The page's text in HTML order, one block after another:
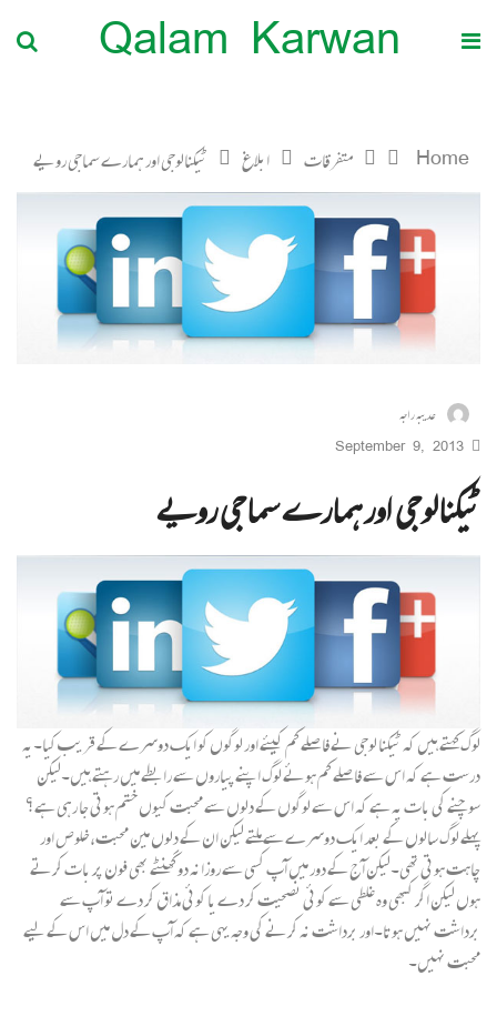
Qalam Karwan
Home متفرقات ابلاغ ٹیکنالوجی اور ہمارے سماجی رویے
عدیبہ راجہ
September 9, 2013
ٹیکنالوجی اور ہمارے سماجی رویے
لوگ کہتے ہیں کہ ٹیکنا لوجی نے فاصلے کم کیئے اور لوگوں کو ایک دوسرے کے قریب کیا۔یہ
درست ہے کہ اس سے فاصلے کم ہوئے لوگ اپنے پیاروں سے رابطے میں رہتے ہیں۔لیکن
سوچنے کی بات یہ ہے کہ اس سے لوگوں کے دلوں سے محبت کیوں ختم ہوتی جا رہی ہے؟
پہلے لوگ سالوں کے بعد ایک دوسرے سے ملتے لیکن ان کے دلوں مین محبت،خلوص اور
چاہت ہوتی تھی۔لیکن آج کے دور میں آپ کسی سے روزانہ دو گھنٹے بھی فون پر بات کرتے
ہوں لیکن اگر کبھی وہ غلطی سے کوئی نصحیت کر دے یا کوئی مذاق کر دے تو آپ سے
برداشت نہیں ہوتا۔اور برداشت نہ کرنے کی وجہ یہی ہے کہ آپ کے دل میں اس کے لیے
محبت نہیں۔